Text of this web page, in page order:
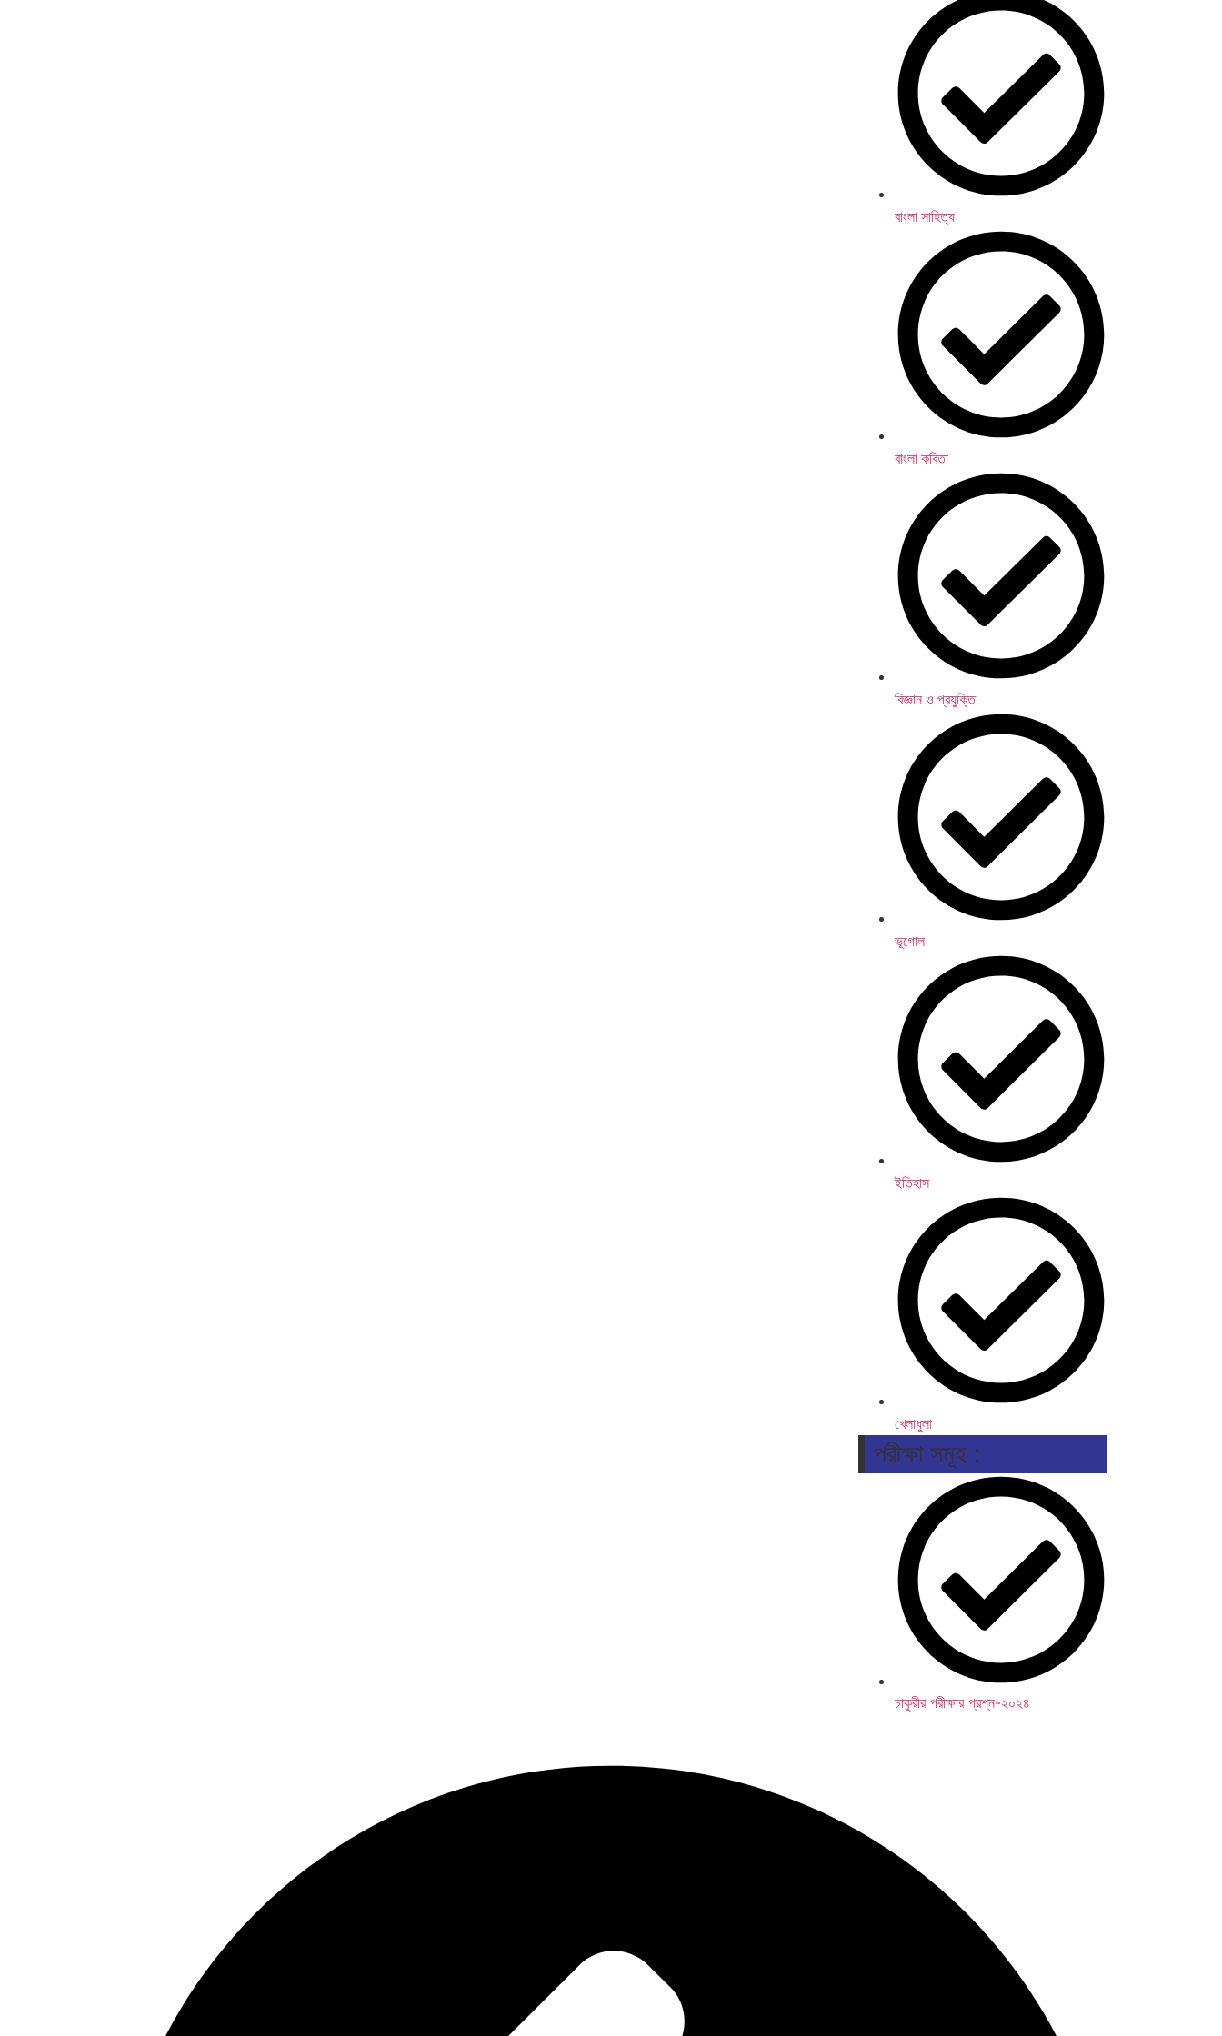
বাংলা সাহিত্য
বাংলা কবিতা
বিজ্ঞান ও প্রযুক্তি
ভূগোল
ইতিহাস
খেলাধুলা
পরীক্ষা সমূহ :
চাকুরীর পরীক্ষার প্রশ্ন-২০২৪